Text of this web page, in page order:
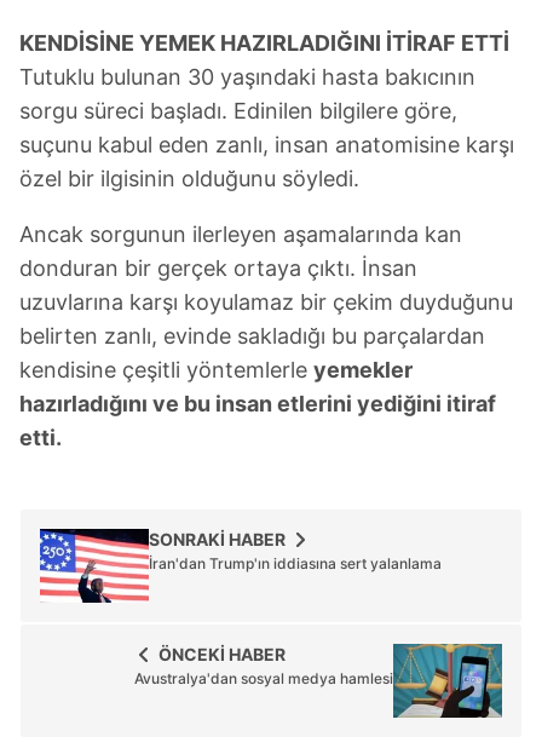
KENDİSİNE YEMEK HAZIRLADIĞINI İTİRAF ETTİ
Tutuklu bulunan 30 yaşındaki hasta bakıcının
sorgu süreci başladı. Edinilen bilgilere göre,
suçunu kabul eden zanlı, insan anatomisine karşı
özel bir ilgisinin olduğunu söyledi.
Ancak sorgunun ilerleyen aşamalarında kan
donduran bir gerçek ortaya çıktı. İnsan
uzuvlarına karşı koyulamaz bir çekim duyduğunu
belirten zanlı, evinde sakladığı bu parçalardan
kendisine çeşitli yöntemlerle yemekler
hazırladığını ve bu insan etlerini yediğini itiraf
etti.
SONRAKİ HABER
İran'dan Trump'ın iddiasına sert yalanlama
ÖNCEKİ HABER
Avustralya'dan sosyal medya hamlesi